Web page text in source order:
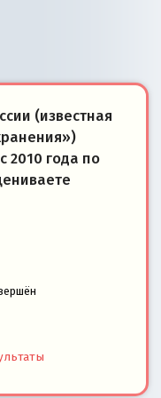
(известная
2010 года по